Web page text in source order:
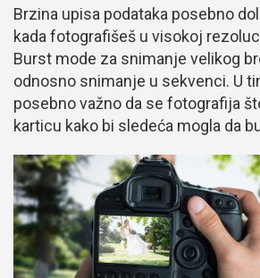
Brzina upisa podataka posebno
kada fotografišeš u visokoj
Burst mode za snimanje velikog
odnosno snimanje u sekvenci. U
posebno važno da se fotografija
karticu kako bi sledeća mogla da